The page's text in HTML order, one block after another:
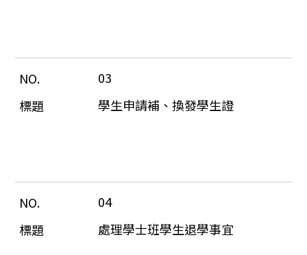
03
學生申請補、換發學生證
04
處理學士班學生退學事宜